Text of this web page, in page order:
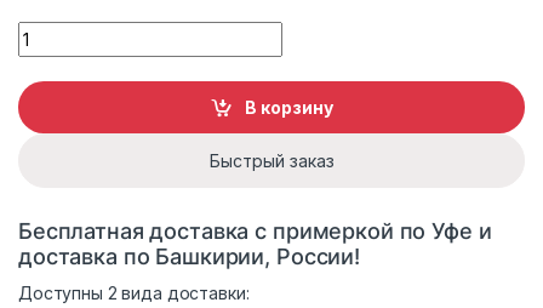
Шуба из каракуля Manakas frankfurt 17102 quantity
В корзину
Быстрый заказ
Бесплатная доставка с примеркой по Уфе и
доставка по Башкирии, России!
Доступны 2 вида доставки: